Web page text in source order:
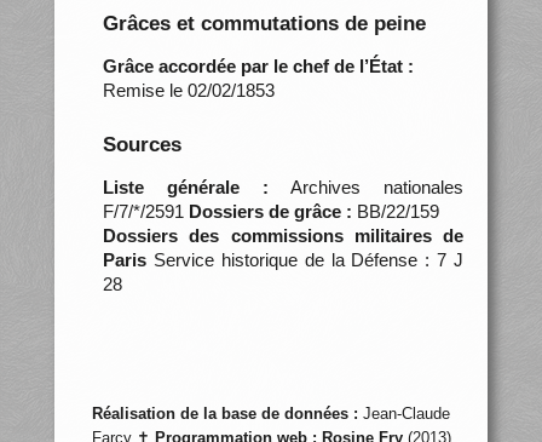
Grâces et commutations de peine
Grâce accordée par le chef de l’État :
Remise le 02/02/1853
Sources
Liste générale : Archives nationales
F/7/*/2591 Dossiers de grâce : BB/22/159
Dossiers des commissions militaires de
ParisService historique de la Défense : 7 J
28
Réalisation de la base de données : Jean-Claude
Farcy ✝ Programmation web : Rosine Fry(2013)